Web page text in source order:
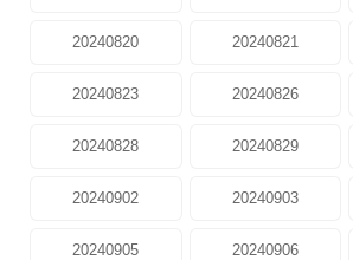
20240820 20240821
20240823 20240826
20240828 20240829
20240902 20240903
20240905 20240906